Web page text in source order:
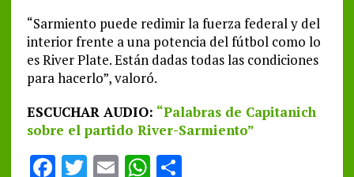
“Sarmiento puede redimir la fuerza federal y del
interior frente a una potencia del fútbol como lo
es River Plate. Están dadas todas las condiciones
para hacerlo”, valoró.
ESCUCHAR AUDIO: “Palabras de Capitanich
sobre el partido River-Sarmiento”
F T E WS